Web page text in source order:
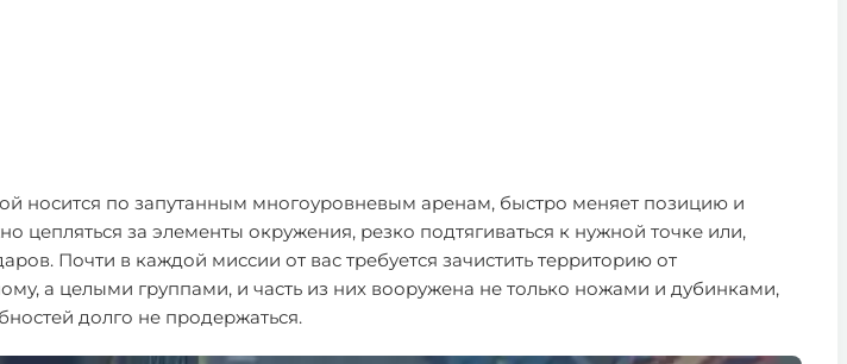
носится по запутанным многоуровневым аренам, быстро меняет позицию и
за элементы окружения, резко подтягиваться к нужной точке или,
Почти в каждой миссии от вас требуется зачистить территорию от
а целыми группами, и часть из них вооружена не только ножами и дубинками,
долго не продержаться.